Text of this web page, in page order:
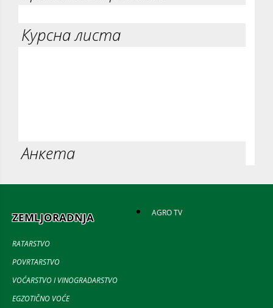
Курсна листа
Анкета
ZEMLJORADNJA
RATARSTVO
POVRTARSTVO
VOĆARSTVO I VINOGRADARSTVO
EGZOTIČNO VOĆE
AGRO TV